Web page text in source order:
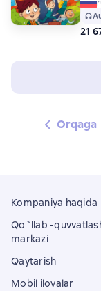
21
Orqaga
Kompaniya haqida
Qo`llab -
markazi
Qaytarish
Mobil ilovalar